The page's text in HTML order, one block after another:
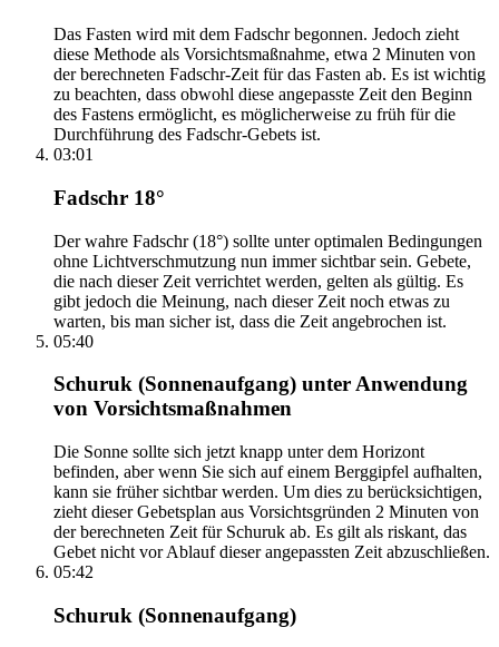
Das Fasten wird mit dem Fadschr begonnen. Jedoch zieht
diese Methode als Vorsichtsmaßnahme, etwa 2 Minuten von
der berechneten Fadschr-Zeit für das Fasten ab. Es ist wichtig
zu beachten, dass obwohl diese angepasste Zeit den Beginn
des Fastens ermöglicht, es möglicherweise zu früh für die
Durchführung des Fadschr-Gebets ist.
03:01
Fadschr 18°
Der wahre Fadschr (18°) sollte unter optimalen Bedingungen
ohne Lichtverschmutzung nun immer sichtbar sein. Gebete,
die nach dieser Zeit verrichtet werden, gelten als gültig. Es
gibt jedoch die Meinung, nach dieser Zeit noch etwas zu
warten, bis man sicher ist, dass die Zeit angebrochen ist.
05:40
Schuruk (Sonnenaufgang) unter Anwendung
von Vorsichtsmaßnahmen
Die Sonne sollte sich jetzt knapp unter dem Horizont
befinden, aber wenn Sie sich auf einem Berggipfel aufhalten,
kann sie früher sichtbar werden. Um dies zu berücksichtigen,
zieht dieser Gebetsplan aus Vorsichtsgründen 2 Minuten von
der berechneten Zeit für Schuruk ab. Es gilt als riskant, das
Gebet nicht vor Ablauf dieser angepassten Zeit abzuschließen.
05:42
Schuruk (Sonnenaufgang)